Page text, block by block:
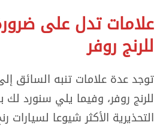
علامات تدل على
للرنج روفر
توجد عدة علامات تنبه السائق
للرنج روفر، وفيما يلي سنورد
التحذيرية الأكثر شيوعا لسيارات